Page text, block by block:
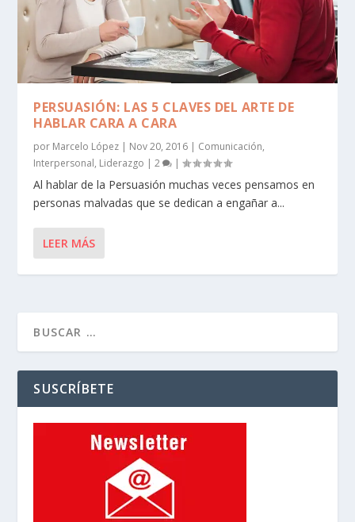
PERSUASIÓN: LAS 5 CLAVES DEL ARTE DE
HABLAR CARA A CARA
por Marcelo López | Nov 20, 2016 | Comunicación,
Interpersonal, Liderazgo |2 |
Al hablar de la Persuasión muchas veces pensamos en
personas malvadas que se dedican a engañar a...
LEER MÁS
SUSCRÍBETE